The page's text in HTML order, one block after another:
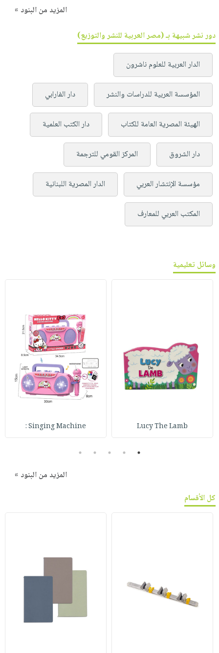
المزيد من البنود »
دور نشر شبيهة بـ (مصر العربية للنشر والتوزيع)
الدار العربية للعلوم ناشرون
المؤسسة العربية للدراسات والنشر دار الفارابي
الهيئة المصرية العامة للكتاب دار الكتب العلمية
دار الشروق المركز القومي للترجمة
مؤسسة الإنتشار العربي الدار المصرية اللبنانية
المكتب العربي للمعارف
وسائل تعليمية
Lucy The Lamb
Singing Machine :
1
2
3
4
5
المزيد من البنود »
كل الأقسام